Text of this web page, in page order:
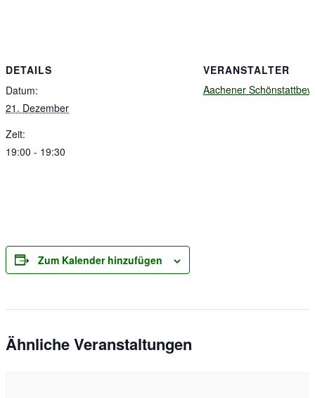
DETAILS
Datum:
21. Dezember
Zeit:
19:00 - 19:30
VERANSTALTER
Aachener
Zum Kalender hinzufügen
Ähnliche Veranstaltungen